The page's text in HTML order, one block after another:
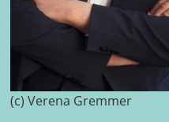
(c) Verena Gremmer